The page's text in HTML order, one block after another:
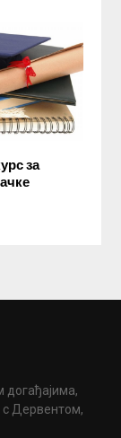
за
догађајима,
с Дервентом,